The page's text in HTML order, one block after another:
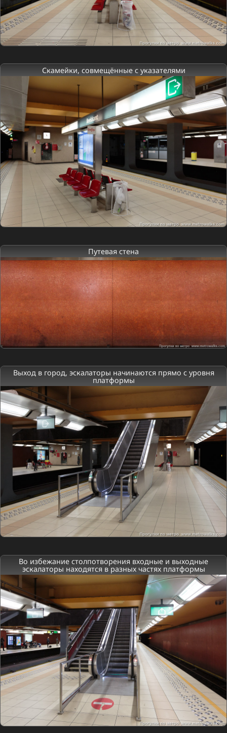
Скамейки, совмещённые с указателями
Путевая стена
Выход в город, эскалаторы начинаются прямо с уровня
платформы
Во избежание столпотворения входные и выходные
эскалаторы находятся в разных частях платформы